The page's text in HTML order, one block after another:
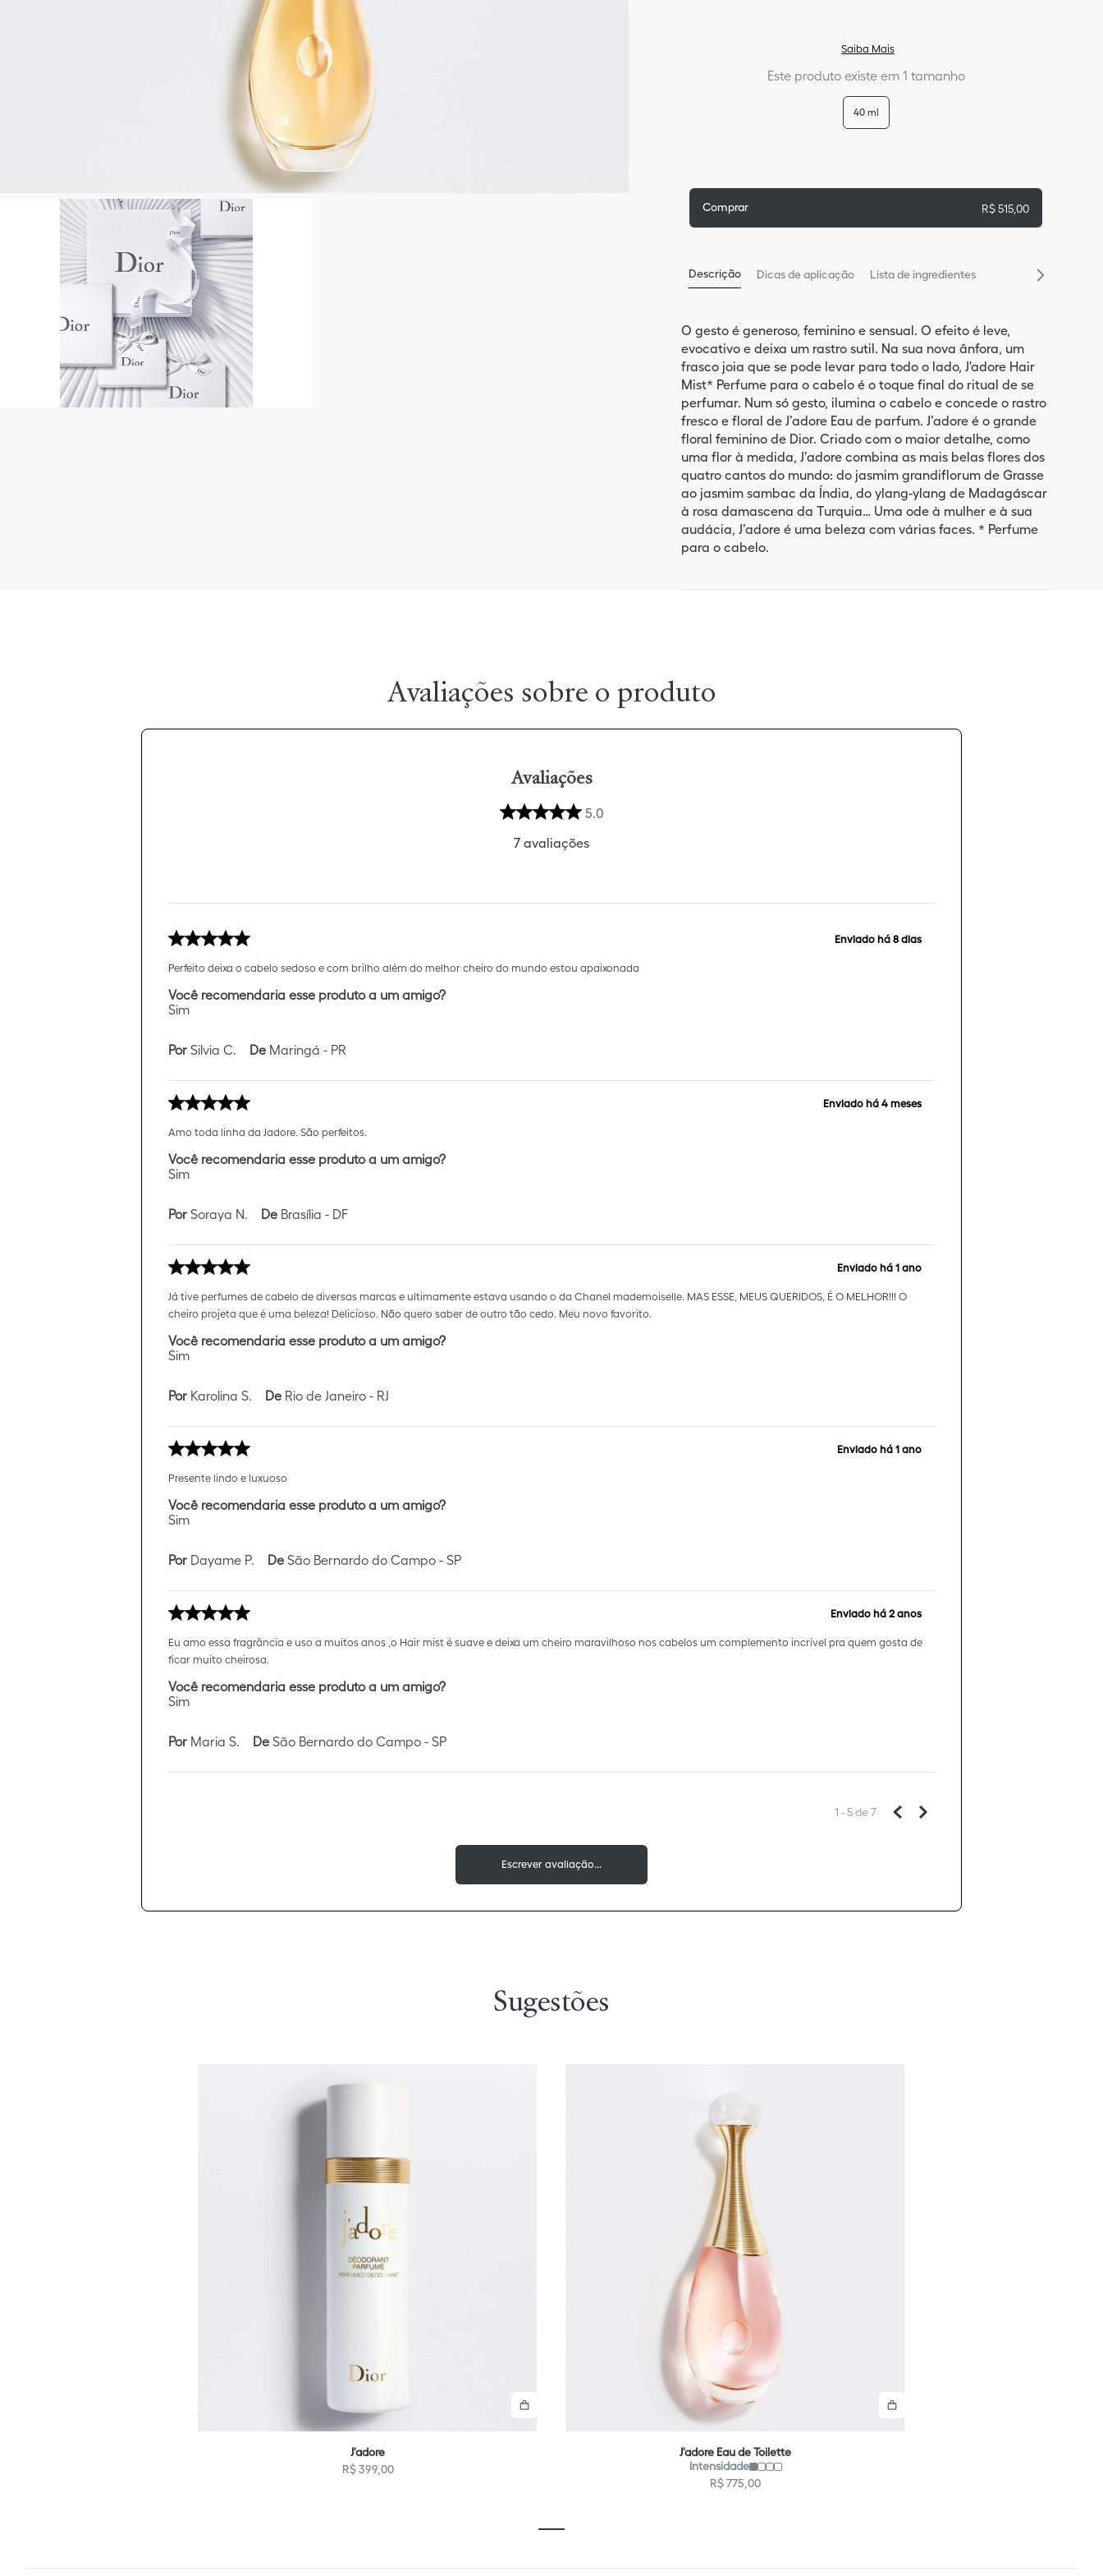
Saiba Mais
Este produto existe em 1 tamanho
40 ml
Comprar R$515,00
Descrição Dicas de aplicação Lista de ingredientes
O gesto é generoso, feminino e sensual. O efeito é leve,
evocativo e deixa um rastro sutil. Na sua nova ânfora, um
frasco joia que se pode levar para todo o lado, J'adore Hair
Mist* Perfume para o cabelo é o toque final do ritual de se
perfumar. Num só gesto, ilumina o cabelo e concede o rastro
fresco e floral de J’adore Eau de parfum. J’adore é o grande
floral feminino de Dior. Criado com o maior detalhe, como
uma flor à medida, J’adore combina as mais belas flores dos
quatro cantos do mundo: do jasmim grandiflorum de Grasse
ao jasmim sambac da Índia, do ylang-ylang de Madagáscar
à rosa damascena da Turquia… Uma ode à mulher e à sua
audácia, J’adore é uma beleza com várias faces. * Perfume
para o cabelo.
Avaliações
5.0
7 avaliações
Enviado há 8 dias
Perfeito deixa o cabelo sedoso e com brilho além do melhor cheiro do mundo estou apaixonada
Você recomendaria esse produto a um amigo?
Sim
Por Silvia C. De Maringá - PR
Enviado há 4 meses
Amo toda linha da Jadore. São perfeitos.
Você recomendaria esse produto a um amigo?
Sim
Por Soraya N. De Brasília - DF
Enviado há 1 ano
Já tive perfumes de cabelo de diversas marcas e ultimamente estava usando o da Chanel mademoiselle. MAS ESSE, MEUS QUERIDOS, É O MELHOR!!! O
cheiro projeta que é uma beleza! Delicioso. Não quero saber de outro tão cedo. Meu novo favorito.
Você recomendaria esse produto a um amigo?
Sim
Por Karolina S. De Rio de Janeiro - RJ
Enviado há 1 ano
Presente lindo e luxuoso
Você recomendaria esse produto a um amigo?
Sim
Por Dayame P. De São Bernardo do Campo - SP
Enviado há 2 anos
Eu amo essa fragrância e uso a muitos anos ,o Hair mist é suave e deixa um cheiro maravilhoso nos cabelos um complemento incrível pra quem gosta de
ficar muito cheirosa.
Você recomendaria esse produto a um amigo?
Sim
Por Maria S. De São Bernardo do Campo - SP
1 - 5de 7
Sugestões
J'adore
R$ 399, 00
J'adore Eau de Toilette
Intensidade
R$775 00